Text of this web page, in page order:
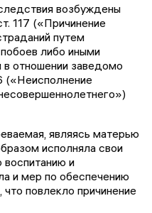
возбуждены
117 («Причинение
путем
либо иными
отношении заведомо
(«Неисполнение
являясь матерью
исполняла свои
воспитанию и
и мер по обеспечению
повлекло причинение